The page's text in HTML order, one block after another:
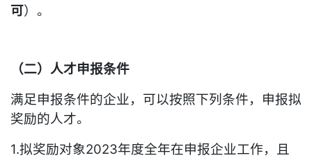
可）。
（二）人才申报条件
满足申报条件的企业，可以按照下列条件，申报拟
奖励的人才。
1.拟奖励对象2023年度全年在申报企业工作，且